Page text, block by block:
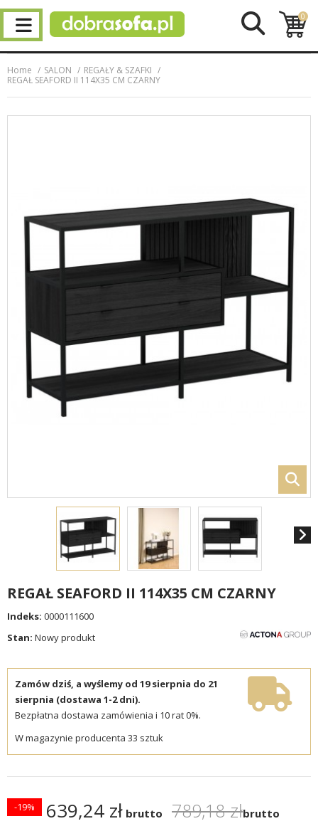
0
Home SALON
REGAŁY & SZAFKI
REGAŁ SEAFORD II 114X35 CM CZARNY
REGAŁ SEAFORD II 114X35 CM CZARNY
Indeks: 0000111600
Stan: Nowy produkt
Zamów dziś, a wyślemy od 19 sierpnia do 21
sierpnia (dostawa 1-2 dni).
Bezpłatna dostawa zamówienia i 10 rat 0%.
W magazynie producenta 33 sztuk
639,24 zł brutto 789,18 złbrutto
-19%